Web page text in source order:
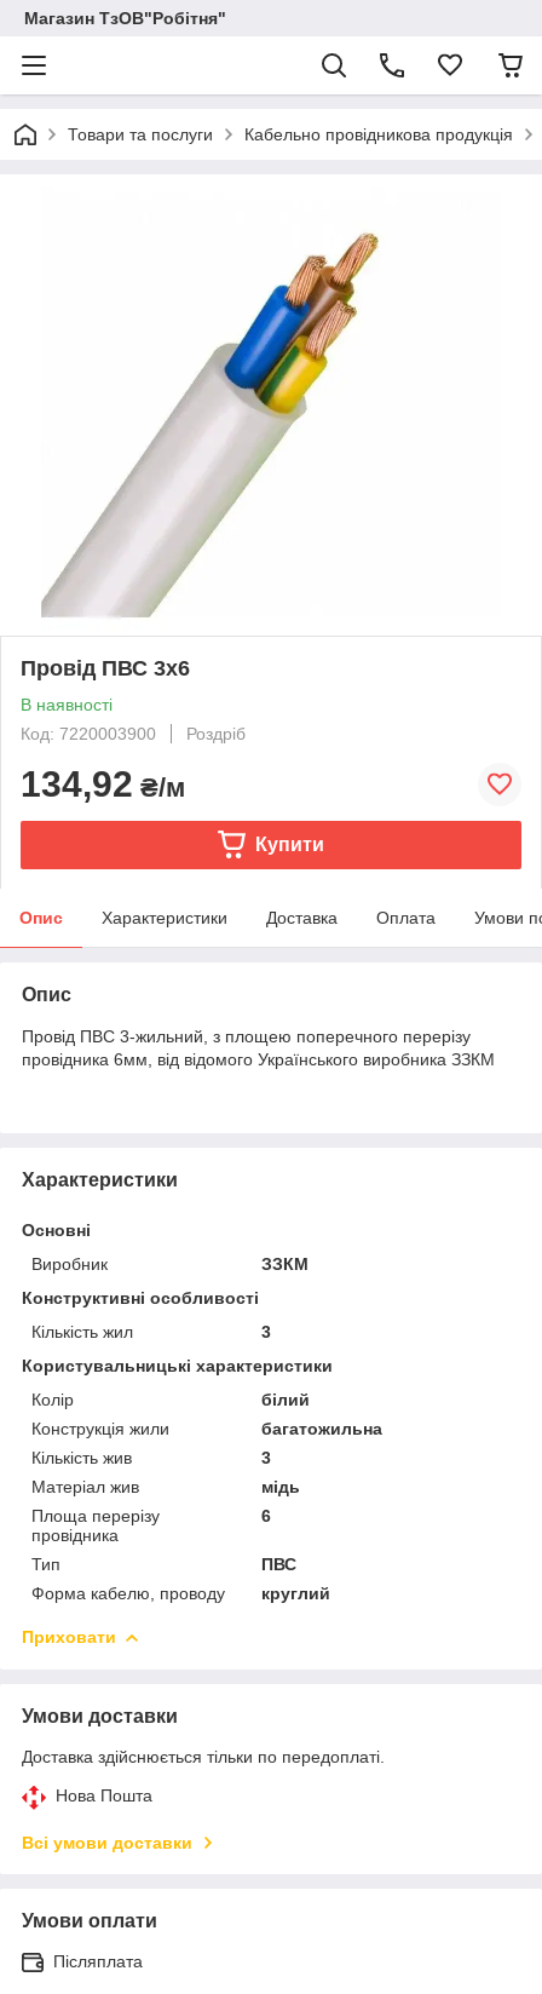
Магазин ТзОВ"Робітня"
Товари та послуги Кабельно провідникова продукція
Провід ПВС 3х6
В наявності
Код: 7220003900
Роздріб
134,92 ₴/м
Купити
Опис Характеристики Доставка Оплата Умови
Опис
Провід ПВС 3-жильний, з площею поперечного перерізу
провідника 6мм, від відомого Українського виробника ЗЗКМ
Характеристики
Основні
Виробник
ЗЗКМ
Конструктивні особливості
Кількість жил
3
Користувальницькі характеристики
Колір
білий
Конструкція жили
багатожильна
Кількість жив
3
Матеріал жив
мідь
Площа перерізу
провідника
6
Тип
ПВС
Форма кабелю, проводу
круглий
Приховати
Умови доставки
Доставка здійснюється тільки по передоплаті.
Нова Пошта
Всі умови доставки
Умови оплати
Післяплата